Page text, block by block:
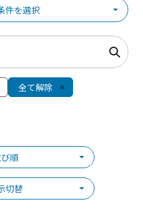
件を選択
全て解除
順
切替